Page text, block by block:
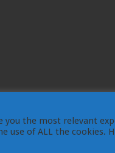
you the most relevant
use of ALL the